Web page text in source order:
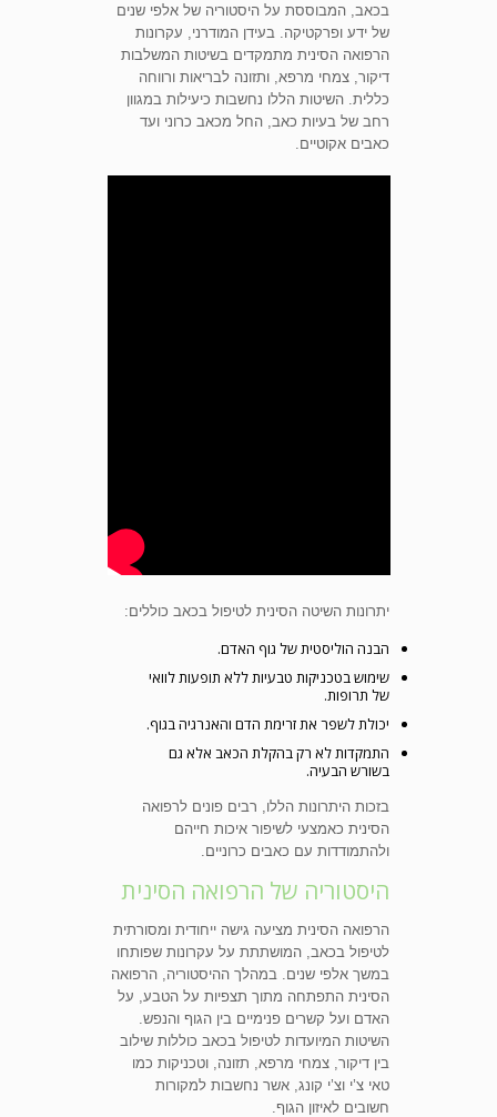
בכאב, המבוססת על היסטוריה של אלפי שנים
של ידע ופרקטיקה. בעידן המודרני, עקרונות
הרפואה הסינית מתמקדים בשיטות המשלבות
דיקור, צמחי מרפא, ותזונה לבריאות ורווחה
כללית. השיטות הללו נחשבות כיעילות במגוון
רחב של בעיות כאב, החל מכאב כרוני ועד
כאבים אקוטיים.
יתרונות השיטה הסינית לטיפול בכאב כוללים:
הבנה הוליסטית של גוף האדם.
שימוש בטכניקות טבעיות ללא תופעות לוואי
של תרופות.
יכולת לשפר את זרימת הדם והאנרגיה בגוף.
התמקדות לא רק בהקלת הכאב אלא גם
בשורש הבעיה.
בזכות היתרונות הללו, רבים פונים לרפואה
הסינית כאמצעי לשיפור איכות חייהם
ולהתמודדות עם כאבים כרוניים.
היסטוריה של הרפואה הסינית
הרפואה הסינית מציעה גישה ייחודית ומסורתית
לטיפול בכאב, המושתתת על עקרונות שפותחו
במשך אלפי שנים. במהלך ההיסטוריה, הרפואה
הסינית התפתחה מתוך תצפיות על הטבע, על
האדם ועל קשרים פנימיים בין הגוף והנפש.
השיטות המיועדות לטיפול בכאב כוללות שילוב
בין דיקור, צמחי מרפא, תזונה, וטכניקות כמו
טאי צ’י וצ’י קונג, אשר נחשבות למקורות
חשובים לאיזון הגוף.